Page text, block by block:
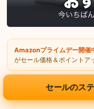
Amazonプライムデー開催
がセール価格＆ポイントア
セールのス